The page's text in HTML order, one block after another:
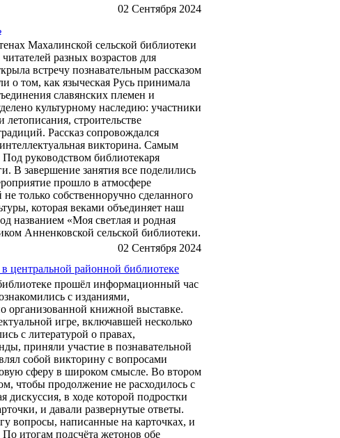
02 Сентября 2024
Махалинской сельской библиотеки
разных возрастов для
встречу познавательным рассказом
о том, как языческая Русь принимала
славянских племен и
культурному наследию: участники
строительстве
Рассказ сопровождался
викторина. Самым
руководством библиотекаря
В завершение занятия все поделились
прошло в атмосфере
только собственноручно сделанного
которая веками объединяет наш
названием «Моя светлая и родная
Анненковской сельской библиотеки.
02 Сентября 2024
районной библиотеке
прошёл информационный час
с изданиями,
организованной книжной выставке.
игре, включавшей несколько
с литературой о правах,
приняли участие в познавательной
собой викторину с вопросами
сферу в широком смысле. Во втором
чтобы продолжение не расходилось с
в ходе которой подростки
и давали развернутые ответы.
вопросы, написанные на карточках, и
итогам подсчёта жетонов обе